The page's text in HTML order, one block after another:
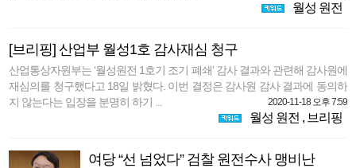
월성 원전
[브리핑] 산업부 월성1호 감사재심 청구
산업통상자원부는 ‘월성원전 1호기 조기 폐쇄’ 감사 결과와 관련해 감사원에
재심의를 청구했다고 18일 밝혔다. 이번 결정은 감사원 감사 결과에 동의하
지 않는다는 입장을 분명히 하기 ...
2020-11-18 오후 7:59
월성 원전 , 브리핑
여당 “선 넘었다” 검찰 원전수사 맹비난